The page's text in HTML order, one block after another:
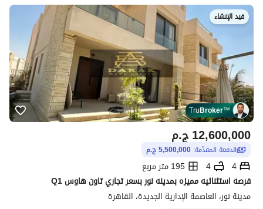
قيد الإنشاء
TruBroker™
ج.م12,600,000
الدفعة المقدّمة: 5,500,000 ج.م
4
4
195 متر مربع
فرصه استثنائيه مميزه بمدينه نور بسعر تجاري تاون هاوس Q1
مدينة نور، العاصمة الإدارية الجديدة، القاهرة